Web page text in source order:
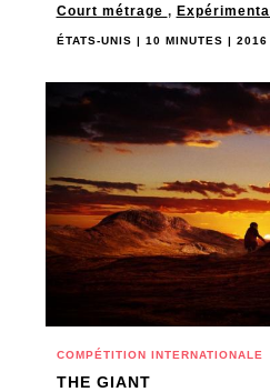
Court métrage , Expérimental
ÉTATS-UNIS | 10 MINUTES | 2016
COMPÉTITION INTERNATIONALE
THE GIANT